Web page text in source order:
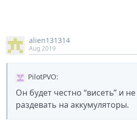
alien131314
Aug 2019
PilotPVO:
Он будет честно “висеть” и
раздевать на аккумуляторы.